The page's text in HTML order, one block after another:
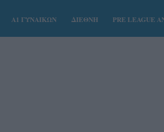
Α1 ΓΥΝΑΙΚΩΝ ΔΙΕΘΝΗ PRE LEAGUE